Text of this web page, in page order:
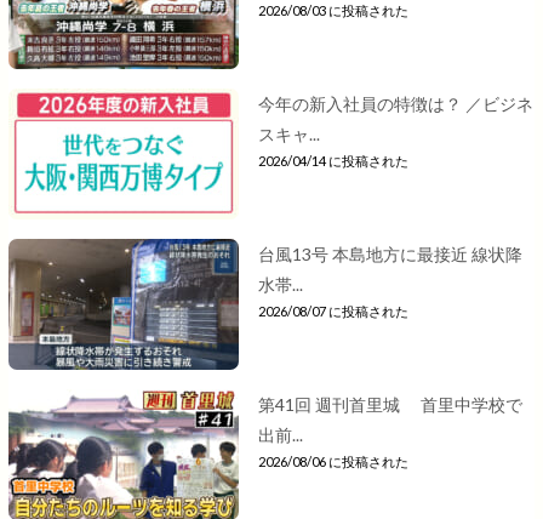
2026/08/03 に投稿された
今年の新入社員の特徴は？ ／ビジネ
スキャ...
2026/04/14 に投稿された
台風13号 本島地方に最接近 線状降
水帯...
2026/08/07 に投稿された
第41回 週刊首里城 首里中学校で
出前...
2026/08/06 に投稿された